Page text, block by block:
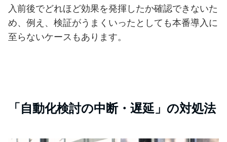
入前後でどれほど効果を発揮したか確認できないた
め、例え、検証がうまくいったとしても本番導入に
至らないケースもあります。
「自動化検討の中断・遅延」の対処法